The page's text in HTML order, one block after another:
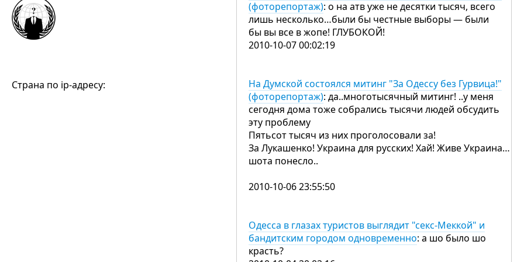
Страна по ip-адресу:
(фоторепортаж): о на атв уже не десятки тысяч, всего
лишь несколько…были бы честные выборы — были
бы вы все в жопе! ГЛУБОКОЙ!
2010-10-07 00:02:19
На Думской состоялся митинг "За Одессу без Гурвица!"
(фоторепортаж): да..многотысячный митинг! ..у меня
сегодня дома тоже собрались тысячи людей обсудить
эту проблему
Пятьсот тысяч из них проголосовали за!
За Лукашенко! Украина для русских! Хай! Живе Украина…
шота понесло..
2010-10-06 23:55:50
Одесса в глазах туристов выглядит "секс-Меккой" и
бандитским городом одновременно: а шо было шо
красть?